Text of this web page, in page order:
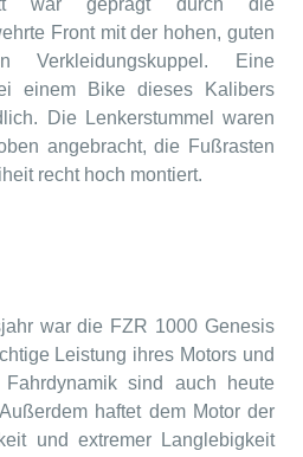
war geprägt durch die
Front mit der hohen, guten
Verkleidungskuppel. Eine
einem Bike dieses Kalibers
Die Lenkerstummel waren
angebracht, die Fußrasten
recht hoch montiert.
war die FZR 1000 Genesis
Leistung ihres Motors und
sind auch heute
haftet dem Motor der
und extremer Langlebigkeit